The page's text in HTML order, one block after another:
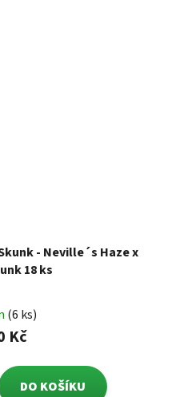
- Neville´s Haze x
18 ks
(6 ks)
Kč
DO KOŠÍKU